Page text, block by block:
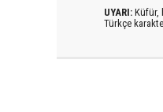
UYARI: Küfür,
Türkçe